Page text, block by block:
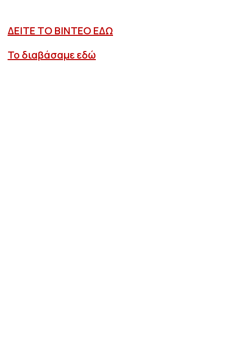
ΔΕΙΤΕ ΤΟ ΒΙΝΤΕΟ ΕΔΩ
Το διαβάσαμε εδώ